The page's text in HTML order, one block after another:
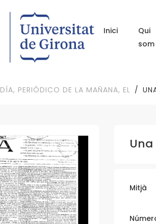
Inici
Qui
som
DÍA, PERIÓDICO DE LA MAÑANA, EL
Mitjà